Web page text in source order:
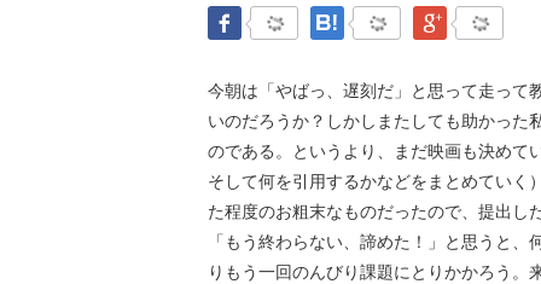
Facebook はてなブックマーク
Google
今朝は「やばっ、遅刻だ」と思って走って
いのだろうか？しかしまたしても助かった
のである。というより、まだ映画も決めて
そして何を引用するかなどをまとめていく
た程度のお粗末なものだったので、提出し
「もう終わらない、諦めた！」と思うと
りもう一回のんびり課題にとりかかろう。